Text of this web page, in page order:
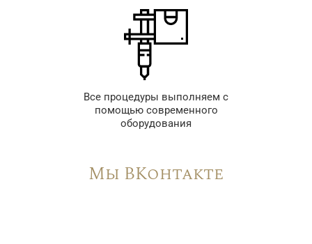
Все процедуры выполняем с
помощью современного
оборудования
Мы ВКонтакте